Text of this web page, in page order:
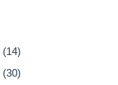
(14)
(30)